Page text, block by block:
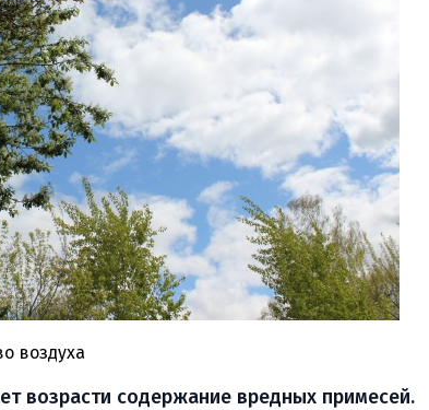
воздуха
возрасти содержание вредных примесей.